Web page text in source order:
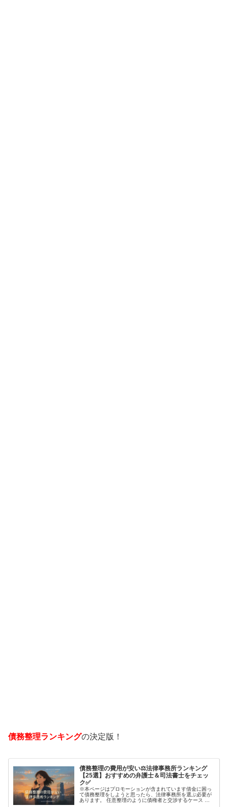
債務整理ランキングの決定版！
債務整理の費用が安い⚖️法律事務所ランキング
【25選】おすすめの弁護士＆司法書士をチェッ
ク✅
※本ページはプロモーションが含まれています借金に困っ
て債務整理をしようと思ったら、法律事務所を選ぶ必要が
あります。 任意整理のように債権者と交渉するケース 自